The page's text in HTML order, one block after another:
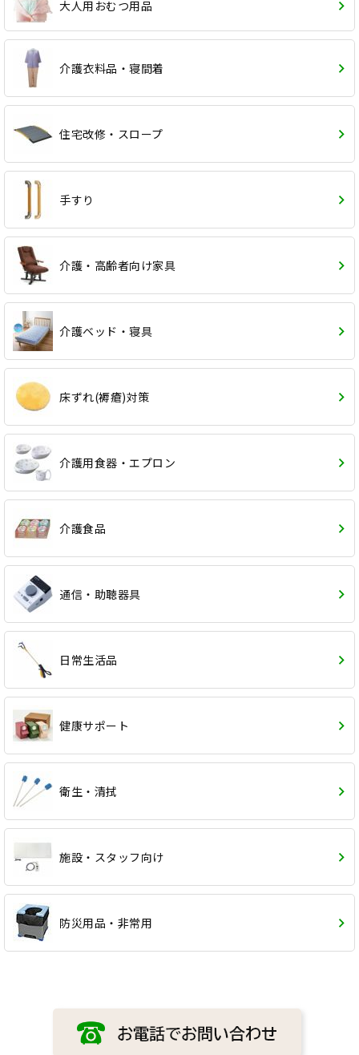
大人用おむつ用品
介護衣料品・寝間着
住宅改修・スロープ
手すり
介護・高齢者向け家具
介護ベッド・寝具
床ずれ(褥瘡)対策
介護用食器・エプロン
介護食品
通信・助聴器具
日常生活品
健康サポート
衛生・清拭
施設・スタッフ向け
防災用品・非常用